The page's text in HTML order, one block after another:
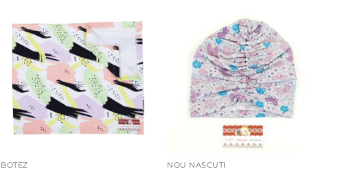
BOTEZ NOU NASCUTI